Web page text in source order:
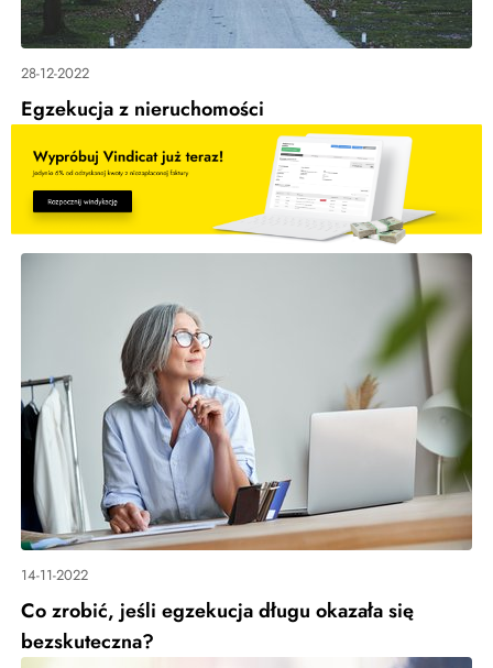
28-12-2022
Egzekucja z nieruchomości
14-11-2022
Co zrobić, jeśli egzekucja długu okazała się
bezskuteczna?